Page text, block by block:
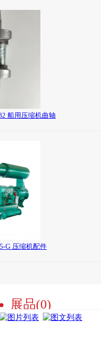
船用压缩机曲轴
G 压缩机配件
展品(0)